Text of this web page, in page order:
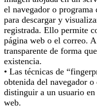
el navegador o programa
para descargar y
registrada. Ello permite
página web o el correo.
transparente de forma
existencia.
• Las técnicas de
obtenida del navegador
distinguir a un usuario
web.